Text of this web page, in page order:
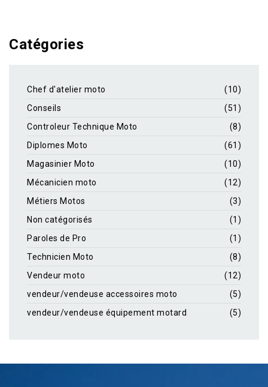
Catégories
Chef d'atelier moto
(10)
Conseils
(51)
Controleur Technique Moto
(8)
Diplomes Moto
(61)
Magasinier Moto
(10)
Mécanicien moto
(12)
Métiers Motos
(3)
Non catégorisés
(1)
Paroles de Pro
(1)
Technicien Moto
(8)
Vendeur moto
(12)
vendeur/vendeuse accessoires moto
(5)
vendeur/vendeuse équipement motard
(5)